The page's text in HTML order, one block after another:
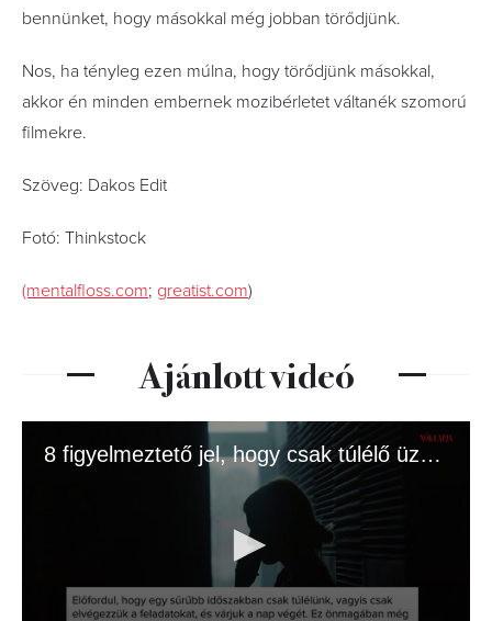
bennünket, hogy másokkal még jobban törődjünk.
Nos, ha tényleg ezen múlna, hogy törődjünk másokkal,
akkor én minden embernek mozibérletet váltanék szomorú
filmekre.
Szöveg: Dakos Edit
Fotó: Thinkstock
(mentalfloss.com; greatist.com)
Ajánlott videó
8 figyelmeztető jel, hogy csak túlélő üzemmódban élsz